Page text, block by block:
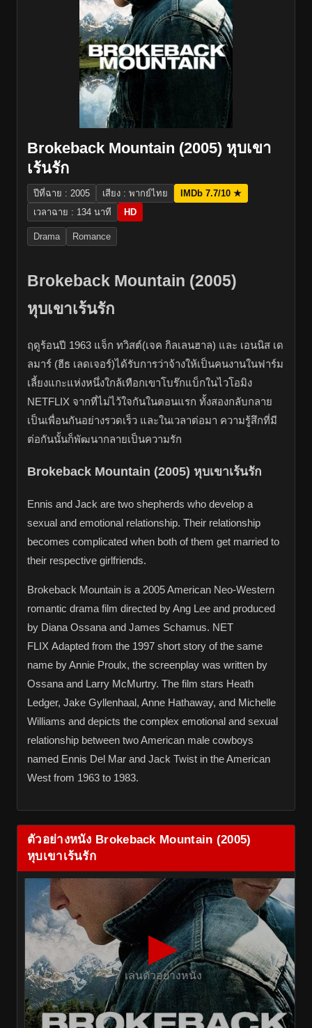
Brokeback Mountain (2005) หุบเขา
เร้นรัก
ปีที่ฉาย : 2005 เสียง : พากย์ไทย
IMDb 7.7/10 ★
เวลาฉาย : 134 นาที
HD
Drama Romance
Brokeback Mountain (2005)
หุบเขาเร้นรัก
ฤดูร้อนปี 1963 แจ็ก ทวิสต์(เจค กิลเลนฮาล) และ เอนนิส เด
ลมาร์ (ฮีธ เลดเจอร์)ได้รับการว่าจ้างให้เป็นคนงานในฟาร์ม
เลี้ยงแกะแห่งหนึ่งใกล้เทือกเขาโบร๊กแบ็กในไวโอมิง
NETFLIX จากที่ไม่ไว้ใจกันในตอนแรก ทั้งสองกลับกลาย
เป็นเพื่อนกันอย่างรวดเร็ว และในเวลาต่อมา ความรู้สึกที่มี
ต่อกันนั้นก็พัฒนากลายเป็นความรัก
Brokeback Mountain (2005) หุบเขาเร้นรัก
Ennis and Jack are two shepherds who develop a
sexual and emotional relationship. Their relationship
becomes complicated when both of them get married to
their respective girlfriends.
Brokeback Mountain is a 2005 American Neo-Western
romantic drama film directed by Ang Lee and produced
by Diana Ossana and James Schamus. NET
FLIX Adapted from the 1997 short story of the same
name by Annie Proulx, the screenplay was written by
Ossana and Larry McMurtry. The film stars Heath
Ledger, Jake Gyllenhaal, Anne Hathaway, and Michelle
Williams and depicts the complex emotional and sexual
relationship between two American male cowboys
named Ennis Del Mar and Jack Twist in the American
West from 1963 to 1983.
ตัวอย่างหนัง Brokeback Mountain (2005)
หุบเขาเร้นรัก
▶
เล่นตัวอย่างหนัง